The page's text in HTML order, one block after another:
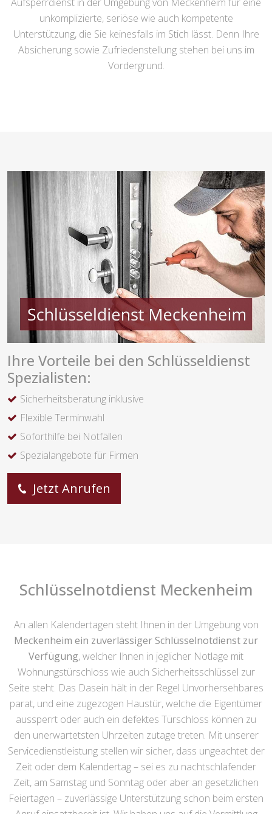
unkomplizierte, seriöse wie auch kompetente
Unterstützung, die Sie keinesfalls im Stich lässt. Denn Ihre
Absicherung sowie Zufriedenstellung stehen bei uns im
Vordergrund.
Ihre Vorteile bei den Schlüsseldienst
Spezialisten:
Sicherheitsberatung inklusive
Flexible Terminwahl
Soforthilfe bei Notfällen
Spezialangebote für Firmen
Jetzt Anrufen
Schlüsselnotdienst Meckenheim
An allen Kalendertagen steht Ihnen in der Umgebung von
Meckenheim ein zuverlässiger Schlüsselnotdienst zur
Verfügung, welcher Ihnen in jeglicher Notlage mit
Wohnungstürschloss wie auch Sicherheitsschlüssel zur
Seite steht. Das Dasein hält in der Regel Unvorhersehbares
parat, und eine zugezogen Haustür, welche die Eigentümer
aussperrt oder auch ein defektes Türschloss können zu
den unerwartetsten Uhrzeiten zutage treten. Mit unserer
Servicedienstleistung stellen wir sicher, dass ungeachtet der
Zeit oder dem Kalendertag – sei es zu nachtschlafender
Zeit, am Samstag und Sonntag oder aber an gesetzlichen
Feiertagen – zuverlässige Unterstützung schon beim ersten